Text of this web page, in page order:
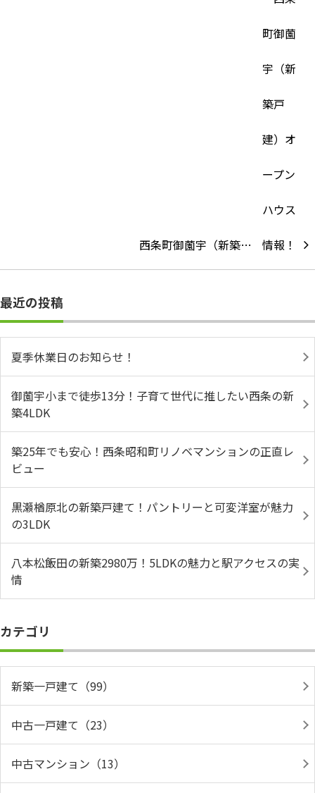
西条町御薗宇（新築…
最近の投稿
夏季休業日のお知らせ！
御薗宇小まで徒歩13分！子育て世代に推したい西条の新
築4LDK
築25年でも安心！西条昭和町リノベマンションの正直レ
ビュー
黒瀬楢原北の新築戸建て！パントリーと可変洋室が魅力
の3LDK
八本松飯田の新築2980万！5LDKの魅力と駅アクセスの実
情
カテゴリ
新築一戸建て（99）
中古一戸建て（23）
中古マンション（13）